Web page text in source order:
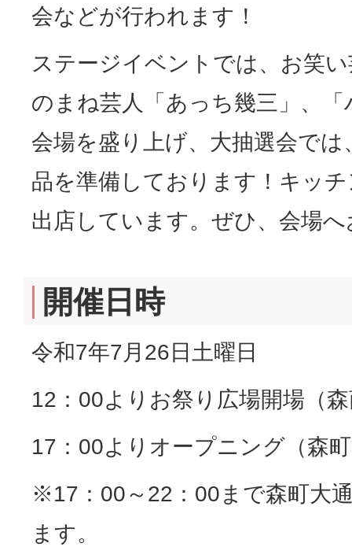
会などが行われます！
ステージイベントでは、お笑
のまね芸人「あっち幾三」、
会場を盛り上げ、大抽選会で
品を準備しております！キッ
出店しています。ぜひ、会場
開催日時
令和7年7月26日土曜日
12：00よりお祭り広場開場（
17：00よりオープニング（森
※17：00～22：00まで森町大
ます。